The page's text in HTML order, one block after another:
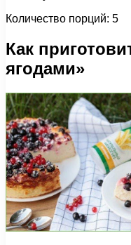
Количество порций: 5
Как
ягодами»